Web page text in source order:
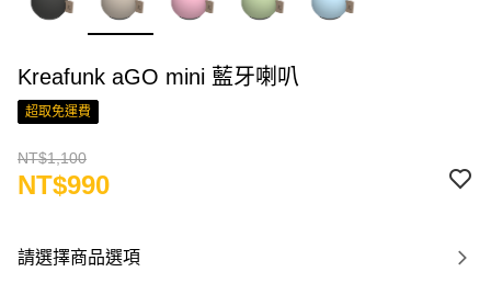
Kreafunk aGO mini 藍牙喇叭
超取免運費
NT$1,100
NT$990
請選擇商品選項